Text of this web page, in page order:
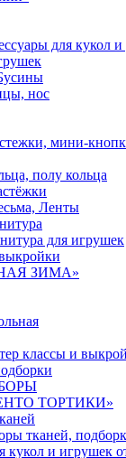
для кукол
нос
мини-
полу кольца
Ленты
для игрушек
ЗИМА»
классы и
ТОРТИКИ»
тканей,
кукол и игрушек